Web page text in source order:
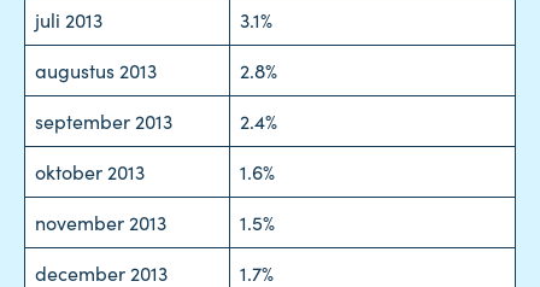
juli 2013
3.1%
augustus 2013
2.8%
september 2013
2.4%
oktober 2013
1.6%
november 2013
1.5%
december 2013 1.7%